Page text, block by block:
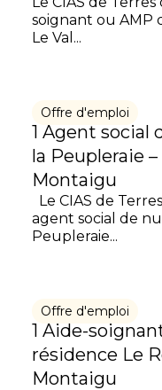
soignant ou AMP
Le Val...
Offre d'emploi
1 Agent social
la Peupleraie
Montaigu
Le CIAS de
agent social de
Peupleraie...
Offre d'emploi
1 Aide-
résidence Le
Montaigu